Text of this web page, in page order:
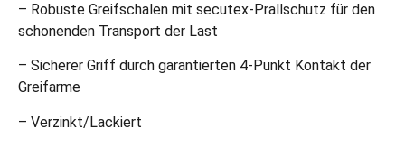
– Robuste Greifschalen mit secutex-Prallschutz für den
schonenden Transport der Last
– Sicherer Griff durch garantierten 4-Punkt Kontakt der
Greifarme
– Verzinkt/Lackiert